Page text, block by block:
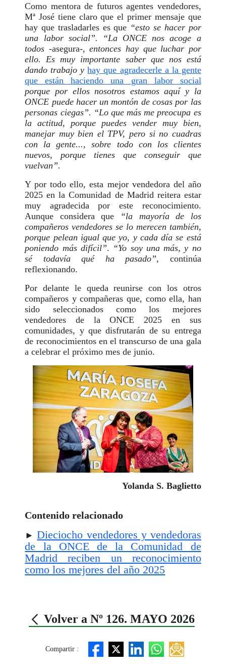
Como mentora de futuros agentes vendedores,
Mª José tiene claro que el primer mensaje que
hay que trasladarles es que “esto se hacer por
una labor social”. “La ONCE nos acoge a
todos -asegura-,entonces hay que luchar por
ello. Es muy importante saber que nos está
dando trabajo yhay que agradecerle a la gente
que están haciendo una gran labor social
porque por ellos nosotros estamos aquí y la
ONCE puede hacer un montón de cosas por las
personas ciegas”. “Lo que más me preocupa es
la actitud, porque puedes vender muy bien,
manejar muy bien el TPV, pero si no cuadras
con la gente..., sobre todo con los clientes
nuevos, porque tienes que conseguir que
vuelvan”.
Y por todo ello, esta mejor vendedora del año
2025 en la Comunidad de Madrid reitera estar
muy agradecida por este reconocimiento.
Aunque considera que “la mayoría de los
compañeros vendedores se lo merecen también,
porque pelean igual que yo, y cada día se está
poniendo más difícil”. “Yo soy una más, y no
sé todavía qué ha pasado”, continúa
reflexionando.
Por delante le queda reunirse con los otros
compañeros y compañeras que, como ella, han
sido seleccionados como los mejores
vendedores de la ONCE 2025 en sus
comunidades, y que disfrutarán de su entrega
de reconocimientos en el transcurso de una gala
a celebrar el próximo mes de junio.
Yolanda S. Baglietto
Contenido relacionado
►Dieciocho vendedores y vendedoras
de la ONCE de la Comunidad de
Madrid reciben un reconocimiento
como los mejores del año 2025
Volver a Nº 126. MAYO 2026
Compartir :